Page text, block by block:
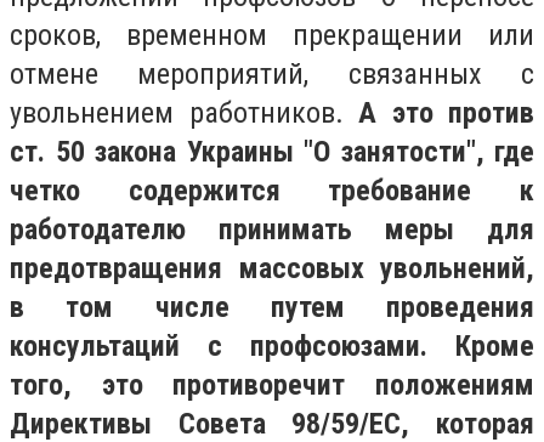
сроков, временном прекращении или
отмене мероприятий, связанных с
увольнением работников. А это против
ст. 50 закона Украины "О занятости", где
четко содержится требование к
работодателю принимать меры для
предотвращения массовых увольнений,
в том числе путем проведения
консультаций с профсоюзами. Кроме
того, это противоречит положениям
Директивы Совета 98/59/ЕС, которая